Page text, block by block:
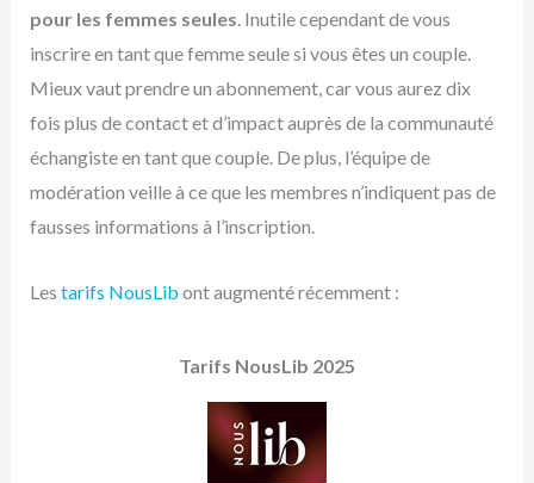
pour les femmes seules. Inutile cependant de vous
inscrire en tant que femme seule si vous êtes un couple.
Mieux vaut prendre un abonnement, car vous aurez dix
fois plus de contact et d’impact auprès de la communauté
échangiste en tant que couple. De plus, l’équipe de
modération veille à ce que les membres n’indiquent pas de
fausses informations à l’inscription.
Les tarifs NousLib ont augmenté récemment :
Tarifs NousLib 2025